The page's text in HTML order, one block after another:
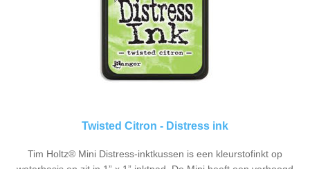
Twisted Citron - Distress ink
Tim Holtz® Mini Distress-inktkussen is een kleurstofinkt op